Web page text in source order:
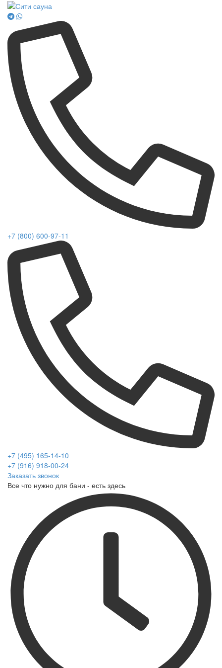
+7 (800) 600-97-11
+7 (495) 165-14-10
+7 (916) 918-00-24
Заказать звонок
Все что нужно для бани - есть здесь